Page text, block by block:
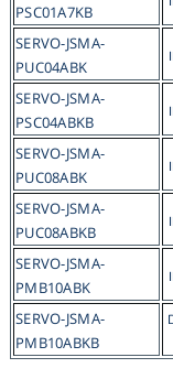
PSC01A7KB
SERVO-JSMA-
PUC04ABK
SERVO-JSMA-
PSC04ABKB
SERVO-JSMA-
PUC08ABK
SERVO-JSMA-
PUC08ABKB
SERVO-JSMA-
PMB10ABK
SERVO-JSMA-
PMB10ABKB